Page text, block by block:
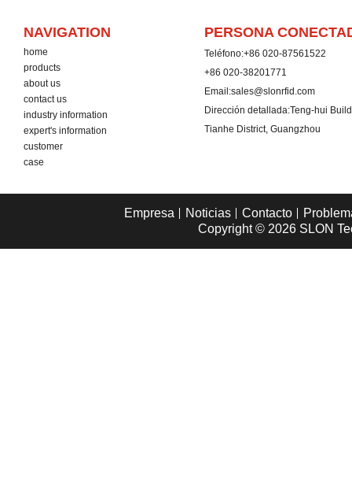
NAVIGATION
home
products
about us
contact us
industry information
expert's information
customer
case
PERSONA
Teléfono:+86 020-87561522
+86 020-38201771
Email:sales@slonrfid.com
Dirección detallada:Teng-hui
Tianhe District, Guangzhou
Empresa Noticias Contacto
Copyright © 2026 SLON